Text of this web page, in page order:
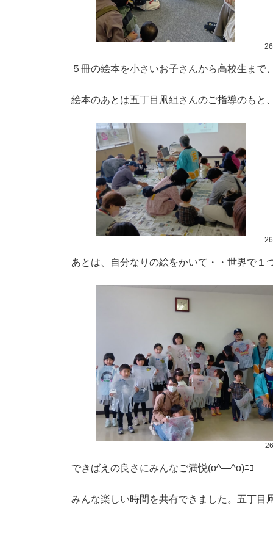
５冊の絵本を小さいお子さんから高校生まで
絵本のあとは五丁目凧組さんのご指導のもと
あとは、自分なりの絵をかいて・・世界で１
できばえの良さにみんなご満悦(o^―^o)ﾆｺ
みんな楽しい時間を共有できました。五丁目